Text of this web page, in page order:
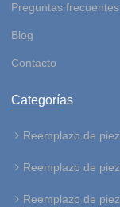
Preguntas frecuentes
Blog
Contacto
Categorías
Reemplazo de
Reemplazo de
Reemplazo de